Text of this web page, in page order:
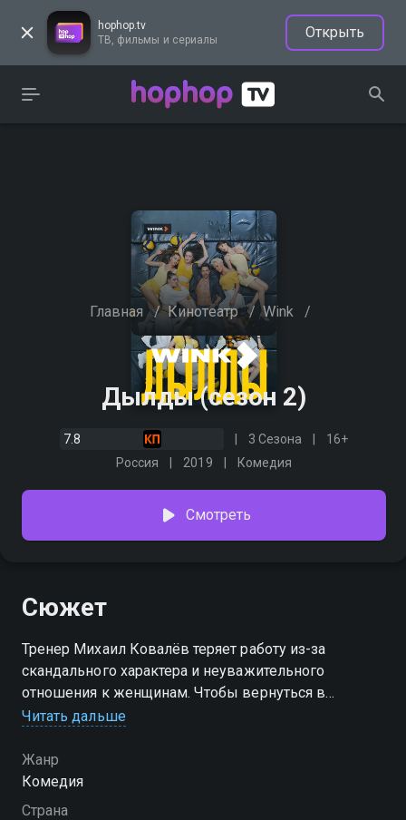
hophop.tv
ТВ, фильмы и сериалы
Открыть
Главная / Кинотеатр / Wink /
Дылды (сезон 2)
7.8 3 Сезона
16+
Россия
2019 Комедия
Смотреть
Сюжет
Тренер Михаил Ковалёв теряет работу из-за
скандального характера и неуважительного
отношения к женщинам. Чтобы вернуться в
Суперлигу, ему нужно выиграть чемпионат по
женской командой. Помешать ему в этом
постараются проректор-перфекционист Ирина и
затаившая обиду экс-девушка Наталья.
Читать дальше
Жанр
Комедия
Страна